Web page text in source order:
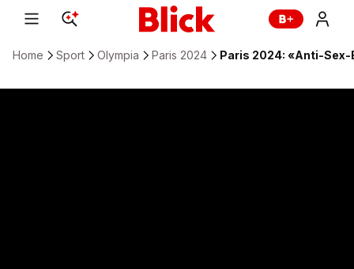
Home Sport Olympia Paris 2024 Paris 2024: «Anti-